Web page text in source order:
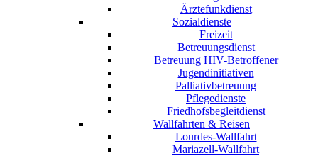
Ärztefunkdienst
Sozialdienste
Freizeit
Betreuungsdienst
Betreuung HIV-Betroffener
Jugendinitiativen
Palliativbetreuung
Pflegedienste
Friedhofsbegleitdienst
Wallfahrten & Reisen
Lourdes-Wallfahrt
Mariazell-Wallfahrt